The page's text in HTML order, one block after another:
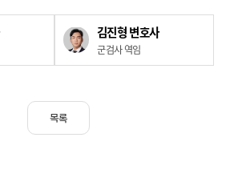
김진형 변호사
군검사 역임
목록